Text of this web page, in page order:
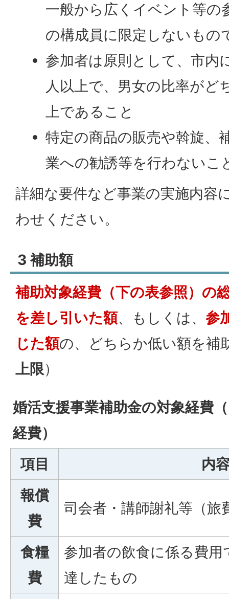
一般から広くイベント等の
の構成員に限定しないもの
参加者は原則として、市内
人以上で、男女の比率がど
上であること
特定の商品の販売や斡旋、
業への勧誘等を行わないこ
詳細な要件など事業の実施内容
わせください。
3 補助額
補助対象経費（下の表参照）の
を差し引いた額、もしくは、 参
じた額の、どちらか低い額を補
上限）
婚活支援事業補助金の対象経費
経費）
項目
内
報償
費
司会者・講師謝礼等（旅
食糧
費
参加者の飲食に係る費
達したもの